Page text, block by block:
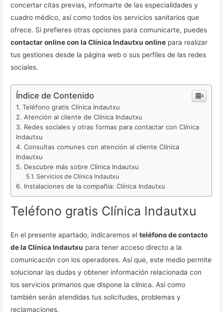
concertar citas previas, informarte de las especialidades y
cuadro médico, así como todos los servicios sanitarios que
ofrece. Si prefieres otras opciones para comunicarte, puedes
contactar online con la Clínica Indautxu online para realizar
tus gestiones desde la página web o sus perfiles de las redes
sociales.
Índice de Contenido
Teléfono gratis Clínica Indautxu
Atención al cliente de Clínica Indautxu
Redes sociales y otras formas para contactar con Clínica
Indautxu
Consultas comunes con atención al cliente Clínica
Indautxu
Descubre más sobre Clínica Indautxu
Servicios de Clínica Indautxu
Instalaciones de la compañía: Clínica Indautxu
Teléfono gratis Clínica Indautxu
En el presente apartado, indicaremos elteléfono de contacto
de la Clínica Indautxu para tener acceso directo a la
comunicación con los operadores. Así que, este medio permite
solucionar las dudas y obtener información relacionada con
los servicios primarios que dispone la clínica. Así como
también serán atendidas tus solicitudes, problemas y
reclamaciones.